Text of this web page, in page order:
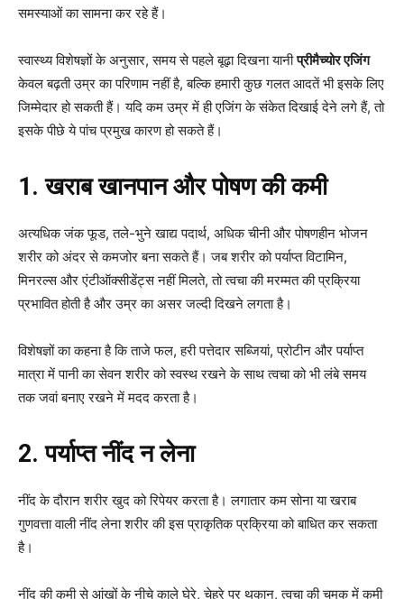
समस्याओं का सामना कर रहे हैं।
स्वास्थ्य विशेषज्ञों के अनुसार, समय से पहले बूढ़ा दिखना यानीप्रीमैच्योर एजिंग
केवल बढ़ती उम्र का परिणाम नहीं है, बल्कि हमारी कुछ गलत आदतें भी इसके लिए
जिम्मेदार हो सकती हैं। यदि कम उम्र में ही एजिंग के संकेत दिखाई देने लगे हैं, तो
इसके पीछे ये पांच प्रमुख कारण हो सकते हैं।
1. खराब खानपान और पोषण की कमी
अत्यधिक जंक फूड, तले-भुने खाद्य पदार्थ, अधिक चीनी और पोषणहीन भोजन
शरीर को अंदर से कमजोर बना सकते हैं। जब शरीर को पर्याप्त विटामिन,
मिनरल्स और एंटीऑक्सीडेंट्स नहीं मिलते, तो त्वचा की मरम्मत की प्रक्रिया
प्रभावित होती है और उम्र का असर जल्दी दिखने लगता है।
विशेषज्ञों का कहना है कि ताजे फल, हरी पत्तेदार सब्जियां, प्रोटीन और पर्याप्त
मात्रा में पानी का सेवन शरीर को स्वस्थ रखने के साथ त्वचा को भी लंबे समय
तक जवां बनाए रखने में मदद करता है।
2. पर्याप्त नींद न लेना
नींद के दौरान शरीर खुद को रिपेयर करता है। लगातार कम सोना या खराब
गुणवत्ता वाली नींद लेना शरीर की इस प्राकृतिक प्रक्रिया को बाधित कर सकता
है।
नींद की कमी से आंखों के नीचे काले घेरे, चेहरे पर थकान, त्वचा की चमक में कमी